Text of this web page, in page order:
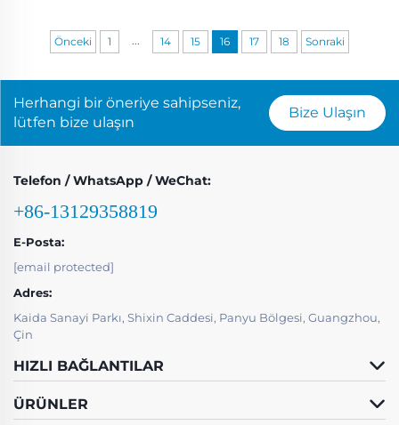
Önceki 1 ... 14 15 16 17 18 Sonraki
Herhangi bir öneriye sahipseniz,
lütfen bize ulaşın
Bize Ulaşın
Telefon / WhatsApp / WeChat:
+86-13129358819
E-Posta:
[email protected]
Adres:
Kaida Sanayi Parkı, Shixin Caddesi, Panyu Bölgesi, Guangzhou,
Çin
HIZLI BAĞLANTILAR
ÜRÜNLER